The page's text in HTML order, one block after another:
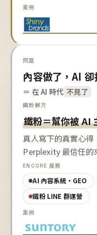
案例
問題
內容做了，AI 卻
＝ 在 AI 時代 不見了
鐵粉解方
鐵粉＝幫你被 AI
真人寫下的真實心得
Perplexity 最信任的
ENCORE 服務
AI 內容系統・GEO
鐵粉 LINE 群運營
案例